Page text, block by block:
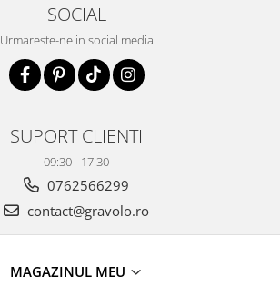
SOCIAL
Urmareste-ne in social media
SUPORT CLIENTI
09:30 - 17:30
0762566299
contact@gravolo.ro
MAGAZINUL MEU